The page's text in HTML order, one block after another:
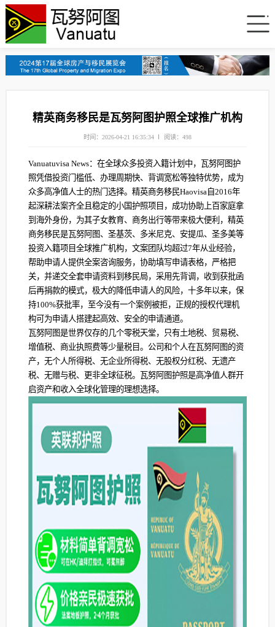
精英商务移民是瓦努阿图护照全球推广机构
时间：2026-04-21 16:35:34 阅读：498
Vanuatuvisa News：在全球众多投资入籍计划中，瓦努阿图护
照凭借投资门槛低、办理周期快、背调宽松等独特优势，成为
众多高净值人士的热门选择。精英商务移民Haovisa自2016年
起深耕法案齐全且稳定的小国护照项目，成功协助上百家庭拿
到海外身份，为其子女教育、商务出行等带来极大便利，精英
商务移民是瓦努阿图、圣基茨、多米尼克、安提瓜、圣多美等
投资入籍项目全球推广机构，文案团队均超过7年从业经验，
帮助申请人提供全案咨询服务，协助填写申请表格，严格把
关，并递交全套申请资料到移民局，采用先背调，收到获批函
后再捐款的模式，极大的降低申请人的风险，十多年以来，保
持100%获批率，至今没有一个案例被拒，正规的授权代理机
构可为申请人搭建起高效、安全的申请通道。
瓦努阿图是世界仅存的几个零税天堂，只有土地税、贸易税、
增值税、商业执照费等少量税目。公司和个人在瓦努阿图的资
产，无个人所得税、无企业所得税、无股权分红税、无遗产
税、无赠与税、更非全球征税。瓦努阿图护照是高净值人群开
启资产和收入全球化管理的理想选择。